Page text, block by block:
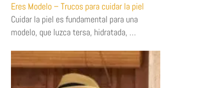
Eres Modelo – Trucos para cuidar la piel
Cuidar la piel es fundamental para una
modelo, que luzca tersa, hidratada, …